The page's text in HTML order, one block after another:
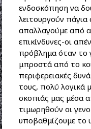
ενδοσκόπηση να
λειτουργούν
απαλλαγούμε από
επικίνδυνες-οι
πρόβλημα όταν το
μπροστά από το
περιφερειακές
τους, πολύ λογικά
σκοπιάς μας μέσα
τιμωρηθούν οι
υποβαθμίζουμε το